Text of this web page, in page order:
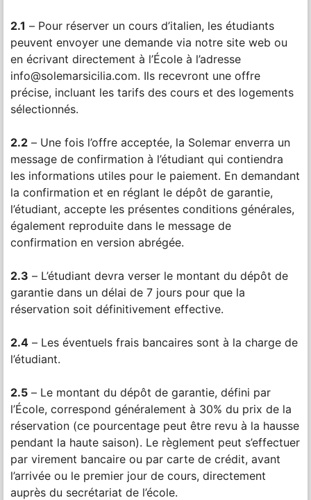
2.1 – Pour réserver un cours d’italien, les étudiants
peuvent envoyer une demande via notre site web ou
en écrivant directement à l’École à l’adresse
info@solemarsicilia.com. Ils recevront une offre
précise, incluant les tarifs des cours et des logements
sélectionnés.
2.2 – Une fois l’offre acceptée, la Solemar enverra un
message de confirmation à l’étudiant qui contiendra
les informations utiles pour le paiement. En demandant
la confirmation et en réglant le dépôt de garantie,
l’étudiant, accepte les présentes conditions générales,
également reproduite dans le message de
confirmation en version abrégée.
2.3 – L’étudiant devra verser le montant du dépôt de
garantie dans un délai de 7 jours pour que la
réservation soit définitivement effective.
2.4 – Les éventuels frais bancaires sont à la charge de
l’étudiant.
2.5 – Le montant du dépôt de garantie, défini par
l’École, correspond généralement à 30% du prix de la
réservation (ce pourcentage peut être revu à la hausse
pendant la haute saison). Le règlement peut s’effectuer
par virement bancaire ou par carte de crédit, avant
l’arrivée ou le premier jour de cours, directement
auprès du secrétariat de l’école.